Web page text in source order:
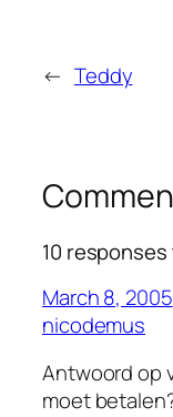
← Teddy
10 responses
March 8, 2005
nicodemus
Antwoord op
moet